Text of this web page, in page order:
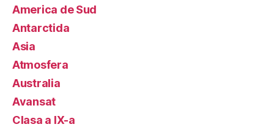
America de Sud
Antarctida
Asia
Atmosfera
Australia
Avansat
Clasa a IX-a